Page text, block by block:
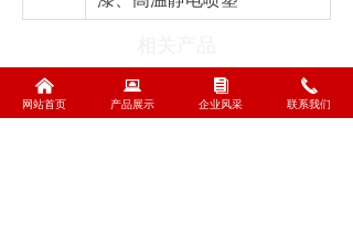
낀
网站首页
뀵
产品展示
뀴
企业风采
끅
联系我们